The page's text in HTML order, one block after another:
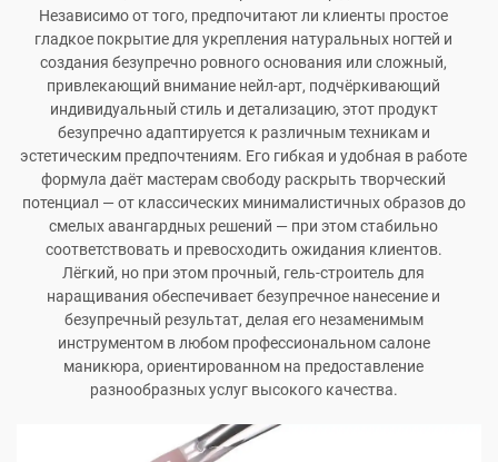
Независимо от того, предпочитают ли клиенты простое
гладкое покрытие для укрепления натуральных ногтей и
создания безупречно ровного основания или сложный,
привлекающий внимание нейл-арт, подчёркивающий
индивидуальный стиль и детализацию, этот продукт
безупречно адаптируется к различным техникам и
эстетическим предпочтениям. Его гибкая и удобная в работе
формула даёт мастерам свободу раскрыть творческий
потенциал — от классических минималистичных образов до
смелых авангардных решений — при этом стабильно
соответствовать и превосходить ожидания клиентов.
Лёгкий, но при этом прочный, гель-строитель для
наращивания обеспечивает безупречное нанесение и
безупречный результат, делая его незаменимым
инструментом в любом профессиональном салоне
маникюра, ориентированном на предоставление
разнообразных услуг высокого качества.